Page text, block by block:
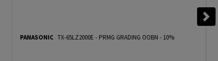
PANASONIC TX-65LZ2000E - PRMG GRADING OOBN - 10%